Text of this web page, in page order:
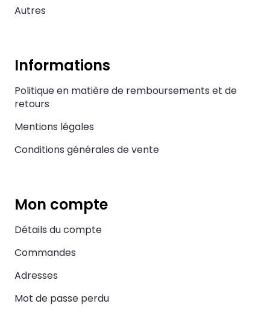
Autres
Informations
Politique en matière de remboursements et de
retours
Mentions légales
Conditions générales de vente
Mon compte
Détails du compte
Commandes
Adresses
Mot de passe perdu